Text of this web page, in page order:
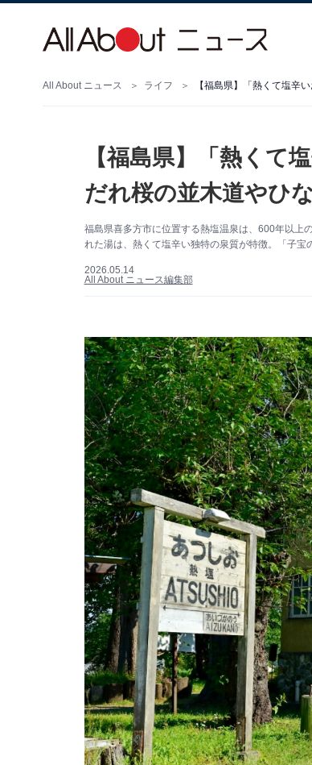
All About ニュース ライフ
【福島県】「熱くて
だれ桜の並木道やひ
福島県喜多方市に位置する熱塩温泉は、600年以上
れた湯は、熱くて塩辛い独特の泉質が特徴。「子宝
2026.05.14
All About ニュース編集部